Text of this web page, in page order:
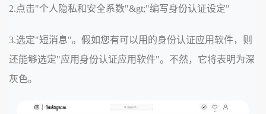
2.点击"个人隐私和安全系数"&gt;"编写身份认证设定"
3.选定"短消息"。假如您有可以用的身份认证应用软件，则
还能够选定"应用身份认证应用软件"。不然，它将表明为深
灰色。